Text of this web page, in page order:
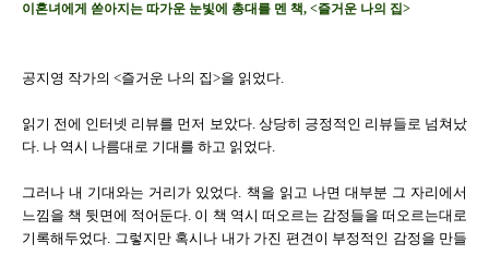
이혼녀에게 쏟아지는 따가운 눈빛에 총대를 멘 책, <즐거운 나의 집>
공지영 작가의 <즐거운 나의 집>을 읽었다.
읽기 전에 인터넷 리뷰를 먼저 보았다. 상당히 긍정적인 리뷰들로 넘쳐났
다. 나 역시 나름대로 기대를 하고 읽었다.
그러나 내 기대와는 거리가 있었다. 책을 읽고 나면 대부분 그 자리에서
느낌을 책 뒷면에 적어둔다. 이 책 역시 떠오르는 감정들을 떠오르는대로
기록해두었다. 그렇지만 혹시나 내가 가진 편견이 부정적인 감정을 만들